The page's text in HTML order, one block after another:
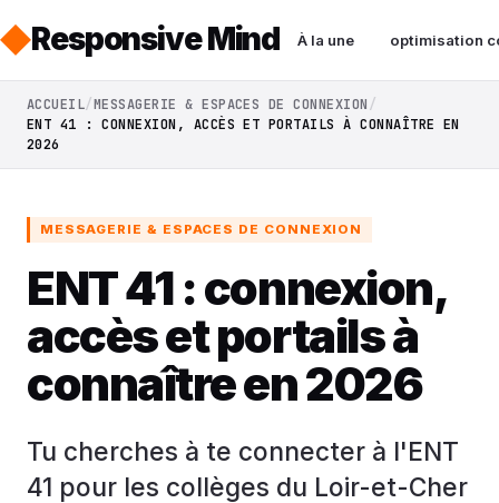
Responsive Mind À la une optimisation
ACCUEIL MESSAGERIE & ESPACES DE CONNEXION
ENT 41 : CONNEXION, ACCÈS ET PORTAILS À CONNAÎTRE EN
2026
MESSAGERIE & ESPACES DE CONNEXION
ENT 41 : connexion,
accès et portails à
connaître en 2026
Tu cherches à te connecter à l'ENT
41 pour les collèges du Loir-et-Cher